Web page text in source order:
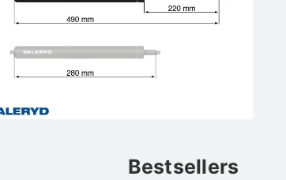
Bestsellers